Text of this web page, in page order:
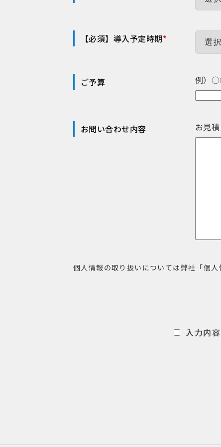
【必須】導入予定時期*
ご予算 例）
お問い合わせ内容 お見
個人情報の取り扱いについては弊社「個
入力内